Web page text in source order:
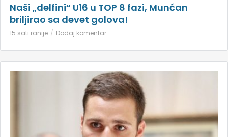
Naši „delfini“ U16 u TOP 8 fazi, Munćan
briljirao sa devet golova!
15 sati ranije Dodaj komentar